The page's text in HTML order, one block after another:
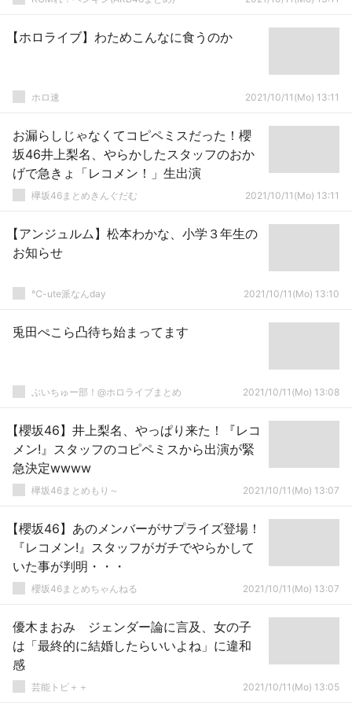
【ホロライブ】わためこんなに食うのか
ホロ速 2021/10/11(Mo) 13:11
お漏らしじゃなくてコピペミスだった！櫻
坂46井上梨名、やらかしたスタッフのおか
げで急きょ「レコメン！」生出演
欅坂46まとめきんぐだむ 2021/10/11(Mo) 13:11
【アンジュルム】松本わかな、小学３年生の
お知らせ
℃-ute派なんday 2021/10/11(Mo) 13:10
兎田ぺこら凸待ち始まってます
ぶいちゅー部！@ホロライブまとめ 2021/10/11(Mo) 13:08
【櫻坂46】井上梨名、やっぱり来た！『レコ
メン!』スタッフのコピペミスから出演が緊
急決定wwww
欅坂46まとめもり～ 2021/10/11(Mo) 13:07
【櫻坂46】あのメンバーがサプライズ登場！
『レコメン!』スタッフがガチでやらかして
いた事が判明・・・
櫻坂46まとめちゃんねる 2021/10/11(Mo) 13:07
優木まおみ ジェンダー論に言及、女の子
は「最終的に結婚したらいいよね」に違和
感
芸能トピ＋＋ 2021/10/11(Mo) 13:05